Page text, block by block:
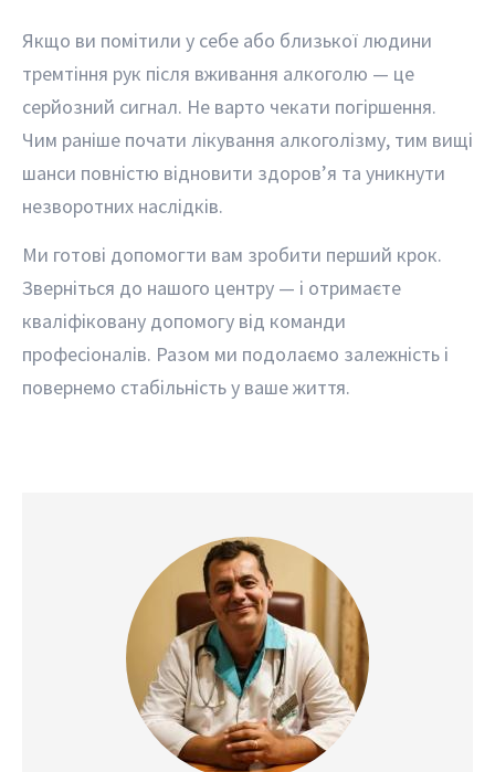
Якщо ви помітили у себе або близької людини
тремтіння рук після вживання алкоголю — це
серйозний сигнал. Не варто чекати погіршення.
Чим раніше почати лікування алкоголізму, тим вищі
шанси повністю відновити здоров’я та уникнути
незворотних наслідків.
Ми готові допомогти вам зробити перший крок.
Зверніться до нашого центру — і отримаєте
кваліфіковану допомогу від команди
професіоналів. Разом ми подолаємо залежність і
повернемо стабільність у ваше життя.